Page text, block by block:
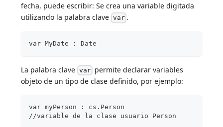
fecha, puede escribir: Se crea una variable digitada
utilizando la palabra clave var .
var MyDate : Date
La palabra clave var permite declarar variables
objeto de un tipo de clase definido, por ejemplo:
var myPerson : cs.Person
//variable de la clase usuario Person